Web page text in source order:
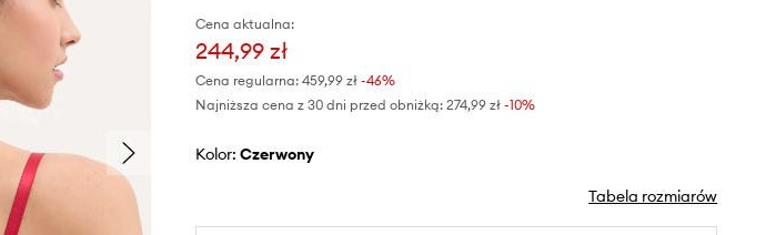
Cena aktualna:
244,99 zł
Cena regularna: 459,99 zł-46%
Najniższa cena z 30 dni przed obniżką: 274,99 zł -10%
Kolor: czerwony
Tabela rozmiarów